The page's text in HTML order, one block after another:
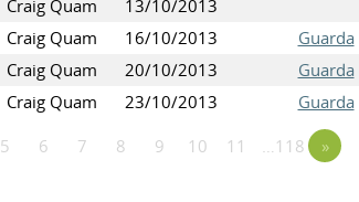
Craig Quam 13/10/2013
Craig Quam 16/10/2013 Guarda
Craig Quam 20/10/2013 Guarda
Craig Quam 23/10/2013 Guarda
5 6 7 8 9 10 11 …118 »